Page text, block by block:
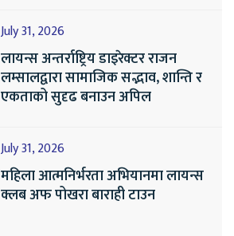
July 31, 2026
लायन्स अन्तर्राष्ट्रिय डाइरेक्टर राजन
लम्सालद्वारा सामाजिक सद्भाव, शान्ति र
एकताको सुदृढ बनाउन अपिल
July 31, 2026
महिला आत्मनिर्भरता अभियानमा लायन्स
क्लब अफ पोखरा बाराही टाउन